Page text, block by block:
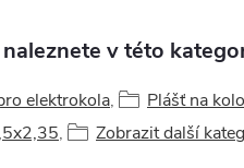
v této
elektrokola, Plášť na
, Zobrazit další